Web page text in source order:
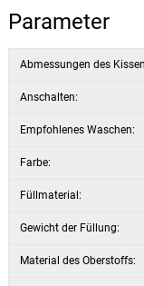
Parameter
Abmessungen des
Anschalten:
Empfohlenes Waschen:
Farbe:
Füllmaterial:
Gewicht der Füllung:
Material des Oberstoffs: